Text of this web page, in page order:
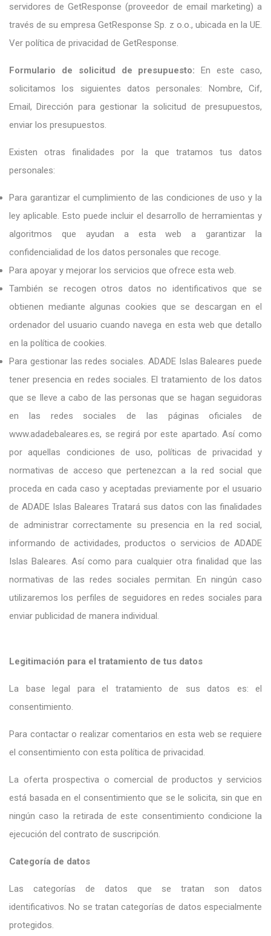
servidores de GetResponse (proveedor de email marketing) a
través de su empresa GetResponse Sp. z o.o., ubicada en la UE.
Ver política de privacidad de GetResponse.
Formulario de solicitud de presupuesto: En este caso,
solicitamos los siguientes datos personales: Nombre, Cif,
Email, Dirección para gestionar la solicitud de presupuestos,
enviar los presupuestos.
Existen otras finalidades por la que tratamos tus datos
personales:
Para garantizar el cumplimiento de las condiciones de uso y la
ley aplicable. Esto puede incluir el desarrollo de herramientas y
algoritmos que ayudan a esta web a garantizar la
confidencialidad de los datos personales que recoge.
Para apoyar y mejorar los servicios que ofrece esta web.
También se recogen otros datos no identificativos que se
obtienen mediante algunas cookies que se descargan en el
ordenador del usuario cuando navega en esta web que detallo
en la política de cookies.
Para gestionar las redes sociales. ADADE Islas Baleares puede
tener presencia en redes sociales. El tratamiento de los datos
que se lleve a cabo de las personas que se hagan seguidoras
en las redes sociales de las páginas oficiales de
www.adadebaleares.es, se regirá por este apartado. Así como
por aquellas condiciones de uso, políticas de privacidad y
normativas de acceso que pertenezcan a la red social que
proceda en cada caso y aceptadas previamente por el usuario
de ADADE Islas Baleares Tratará sus datos con las finalidades
de administrar correctamente su presencia en la red social,
informando de actividades, productos o servicios de ADADE
Islas Baleares. Así como para cualquier otra finalidad que las
normativas de las redes sociales permitan. En ningún caso
utilizaremos los perfiles de seguidores en redes sociales para
enviar publicidad de manera individual.
Legitimación para el tratamiento de tus datos
La base legal para el tratamiento de sus datos es: el
consentimiento.
Para contactar o realizar comentarios en esta web se requiere
el consentimiento con esta política de privacidad.
La oferta prospectiva o comercial de productos y servicios
está basada en el consentimiento que se le solicita, sin que en
ningún caso la retirada de este consentimiento condicione la
ejecución del contrato de suscripción.
Categoría de datos
Las categorías de datos que se tratan son datos
identificativos. No se tratan categorías de datos especialmente
protegidos.